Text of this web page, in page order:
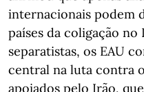
internacionais podem
países da coligação no
separatistas, os EAU
central na luta contra
apoiados pelo Irão,